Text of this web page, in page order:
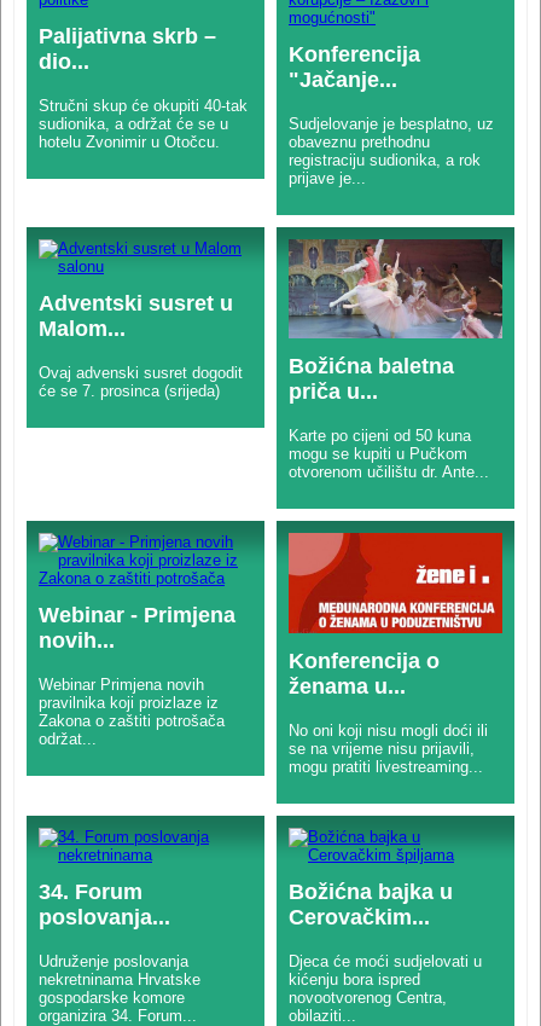
Palijativna skrb –
dio...
Stručni skup će okupiti 40-tak
sudionika, a održat će se u
hotelu Zvonimir u Otočcu.
Konferencija
"Jačanje...
Sudjelovanje je besplatno, uz
obaveznu prethodnu
registraciju sudionika, a rok
prijave je...
Adventski susret u
Malom...
Ovaj advenski susret dogodit
će se 7. prosinca (srijeda)
Božićna baletna
priča u...
Karte po cijeni od 50 kuna
mogu se kupiti u Pučkom
otvorenom učilištu dr. Ante...
Webinar - Primjena
novih...
Webinar Primjena novih
pravilnika koji proizlaze iz
Zakona o zaštiti potrošača
održat...
Konferencija o
ženama u...
No oni koji nisu mogli doći ili
se na vrijeme nisu prijavili,
mogu pratiti livestreaming...
34. Forum
poslovanja...
Udruženje poslovanja
nekretninama Hrvatske
gospodarske komore
organizira 34. Forum...
Božićna bajka u
Cerovačkim...
Djeca će moći sudjelovati u
kićenju bora ispred
novootvorenog Centra,
obilaziti...